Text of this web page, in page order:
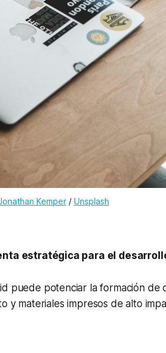
Kemper / Unsplash
estratégica para el
puede potenciar la formación de
y materiales impresos de alto